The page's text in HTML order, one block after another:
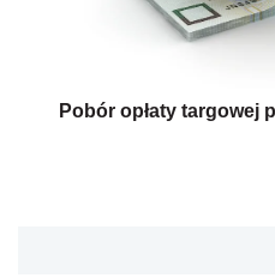
Pobór opłaty targowej